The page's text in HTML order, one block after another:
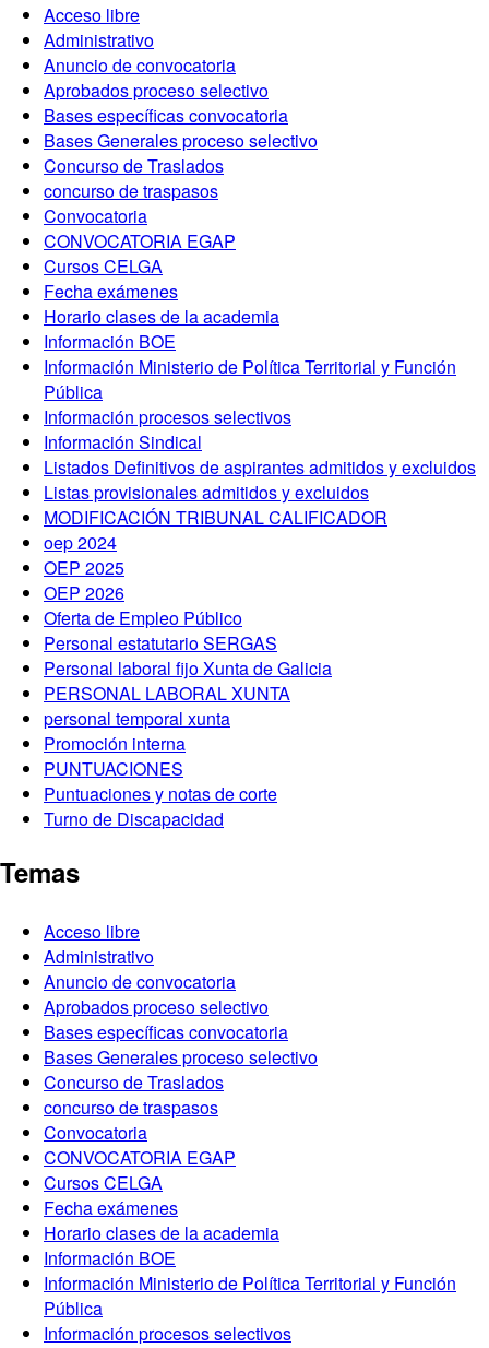
Acceso libre
Administrativo
Anuncio de convocatoria
Aprobados proceso selectivo
Bases específicas convocatoria
Bases Generales proceso selectivo
Concurso de Traslados
concurso de traspasos
Convocatoria
CONVOCATORIA EGAP
Cursos CELGA
Fecha exámenes
Horario clases de la academia
Información BOE
Información Ministerio de Política Territorial y Función
Pública
Información procesos selectivos
Información Sindical
Listados Definitivos de aspirantes admitidos y excluidos
Listas provisionales admitidos y excluidos
MODIFICACIÓN TRIBUNAL CALIFICADOR
oep 2024
OEP 2025
OEP 2026
Oferta de Empleo Público
Personal estatutario SERGAS
Personal laboral fijo Xunta de Galicia
PERSONAL LABORAL XUNTA
personal temporal xunta
Promoción interna
PUNTUACIONES
Puntuaciones y notas de corte
Turno de Discapacidad
Temas
Acceso libre
Administrativo
Anuncio de convocatoria
Aprobados proceso selectivo
Bases específicas convocatoria
Bases Generales proceso selectivo
Concurso de Traslados
concurso de traspasos
Convocatoria
CONVOCATORIA EGAP
Cursos CELGA
Fecha exámenes
Horario clases de la academia
Información BOE
Información Ministerio de Política Territorial y Función
Pública
Información procesos selectivos